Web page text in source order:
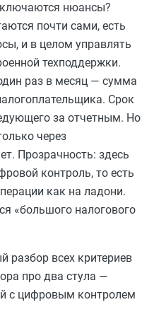
нюансы?
почти сами, есть
и в целом управлять
техподдержки.
раз в месяц — сумма
Срок
за отчетным. Но
через
Прозрачность: здесь
контроль, то есть
как на ладони.
«большого налогового
разбор всех критериев
про два стула —
с цифровым контролем